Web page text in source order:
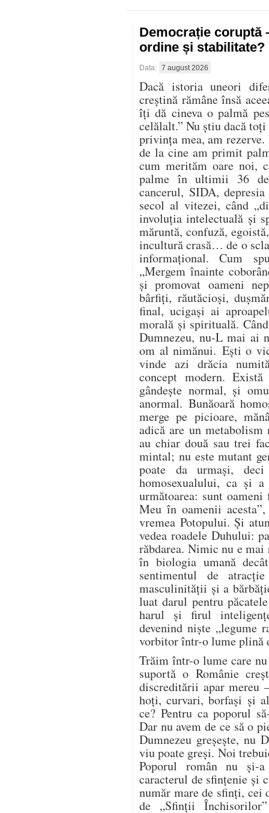
Democrație coruptă
ordine și stabilitate?
Data: 7 august 2026
Dacă istoria uneori
creștină rămâne însă
îți dă cineva o palmă
celălalt.” Nu știu dacă toți
privința mea, am
de la cine am primit
cum merităm oare noi,
palme în ultimii 36
cancerul, SIDA,
secol al vitezei, când
involuția intelectuală și
măruntă, confuză,
incultură crasă… de o
informațional. Cum
„Mergem înainte
și promovat oameni
bârfiți, răutăcioși,
final, ucigași ai
morală și spirituală.
Dumnezeu, nu-L mai ai
om al nimănui. Ești o
vinde azi drăcia
concept modern.
gândește normal, și
anormal. Bunăoară
merge pe picioare,
adică are un
au chiar două sau trei
mintal; nu este mutant
poate da urmași,
homosexualului, ca și
următoarea: sunt
Meu în oamenii
vremea Potopului. Și
vedea roadele Duhului:
răbdarea. Nimic nu e
în biologia umană
sentimentul de
masculinității și a
luat darul pentru
harul și firul
devenind niște „legume
vorbitor într-o lume plină
Trăim într-o lume care
suportă o Românie
discreditării apar
hoți, curvari, borfași și
ce? Pentru ca poporul
Dar nu avem de ce să o
Dumnezeu greșește, nu
viu poate greși. Noi
Poporul român nu și-
caracterul de sfințenie și
număr mare de sfinți, cei
de „Sfinții